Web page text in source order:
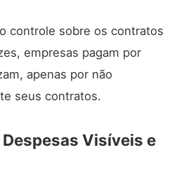
controle sobre os contratos
empresas pagam por
apenas por não
seus contratos.
Visíveis e